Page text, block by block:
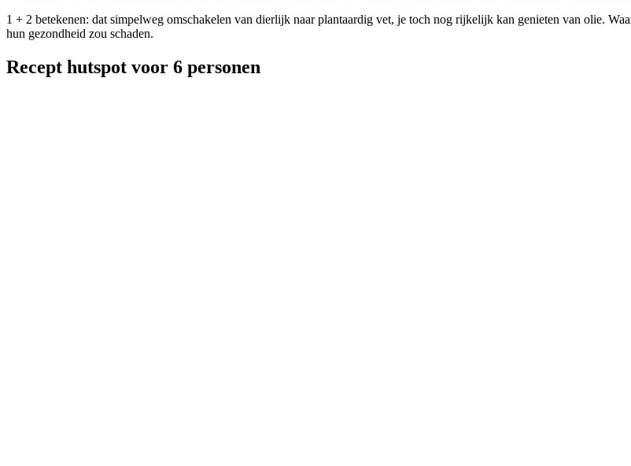
1 + 2 betekenen: dat simpelweg omschakelen van dierlijk naar plantaardig vet, je toch nog rijkelijk kan genieten van olie.
hun gezondheid zou schaden.
Recept hutspot voor 6 personen